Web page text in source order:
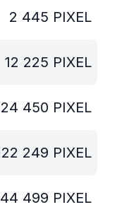
2 445 PIXEL
12 225 PIXEL
24 450 PIXEL
249 PIXEL
499 PIXEL